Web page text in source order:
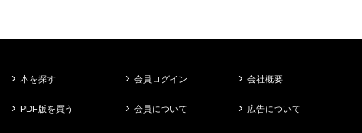
本を探す
PDF版を買う
会員ログイン
会員について
会社概要
広告について